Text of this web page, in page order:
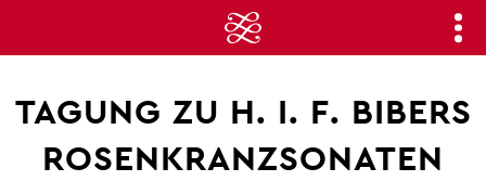
TAGUNG ZU H. I. F. BIBERS
ROSENKRANZSONATEN